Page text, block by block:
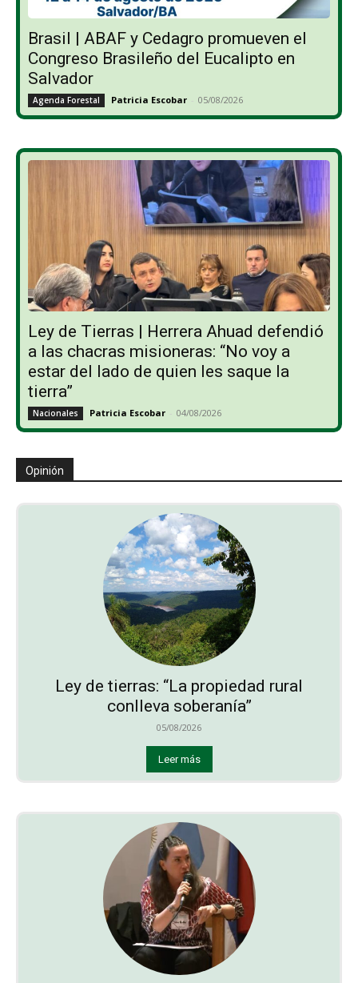
Brasil | ABAF y Cedagro promueven el
Congreso Brasileño del Eucalipto en
Salvador
Agenda Forestal Patricia Escobar - 05/08/2026
Ley de Tierras | Herrera Ahuad defendió
a las chacras misioneras: “No voy a
estar del lado de quien les saque la
tierra”
Nacionales Patricia Escobar - 04/08/2026
Opinión
Ley de tierras: “La propiedad rural
conlleva soberanía”
05/08/2026
Leer más